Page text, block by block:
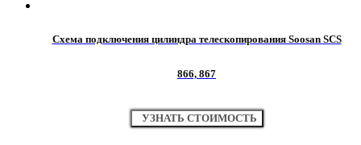
Схема подключения цилиндра телескопирования Soosan SCS
866, 867
УЗНАТЬ СТОИМОСТЬ